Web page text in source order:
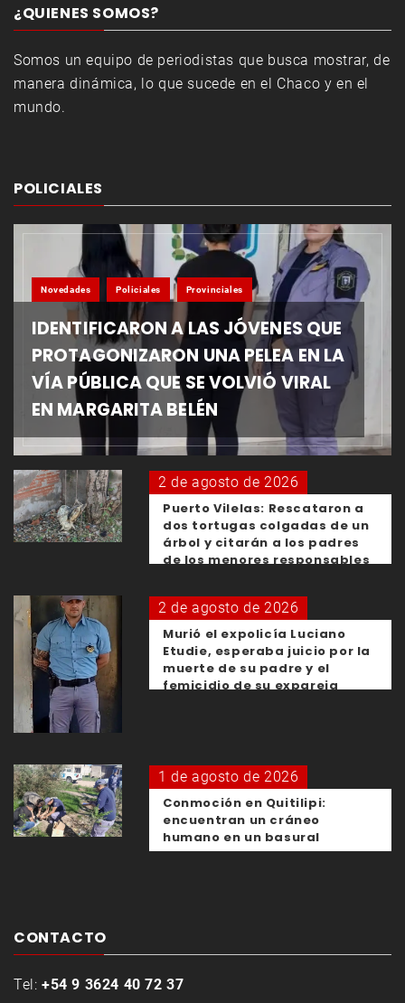
¿QUIENES SOMOS?
Somos un equipo de periodistas que busca mostrar, de
manera dinámica, lo que sucede en el Chaco y en el
mundo.
POLICIALES
Novedades Policiales Provinciales
IDENTIFICARON A LAS JÓVENES QUE
PROTAGONIZARON UNA PELEA EN LA
VÍA PÚBLICA QUE SE VOLVIÓ VIRAL
EN MARGARITA BELÉN
2 de agosto de 2026
Puerto Vilelas: Rescataron a
dos tortugas colgadas de un
árbol y citarán a los padres
de los menores responsables
2 de agosto de 2026
Murió el expolicía Luciano
Etudie, esperaba juicio por la
muerte de su padre y el
femicidio de su expareja
1 de agosto de 2026
Conmoción en Quitilipi:
encuentran un cráneo
humano en un basural
CONTACTO
Tel: +54 9 3624 40 72 37